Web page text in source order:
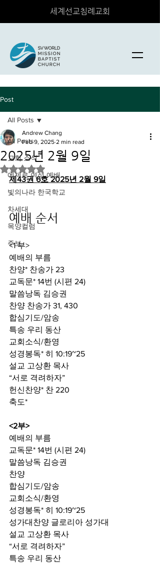
세계선교침례교회
Post
All Posts
교회 소식
에제르 여성 예배
빛의나라 한국학교
차세대
목양컬럼
주보
All Posts
2025년 2월 9일
Andrew Chang
Feb 9, 2025 2 min read
Rated NaN out of 5 stars.
제43권 6호 2025년 2월 9일
예배 순서
<1 부>
예배의 부름
찬양* 찬송가 23
교독문* 14번 (시편 24)
말씀낭독 김승권
찬양 찬송가 31, 430
합심기도/암송
특송 우리 동산
교회소식/환영
성경봉독* 히 10:19~25
설교 고상환 목사
“서로 격려하자”
헌신찬양* 찬 220
축도*
<2부>
예배의 부름
교독문* 14번 (시편 24)
말씀낭독 김승권
찬양
합심기도/암송
교회소식/환영
성경봉독* 히 10:19~25
성가대찬양 글로리아 성가대
설교 고상환 목사
“서로 격려하자”
특송 우리 동산